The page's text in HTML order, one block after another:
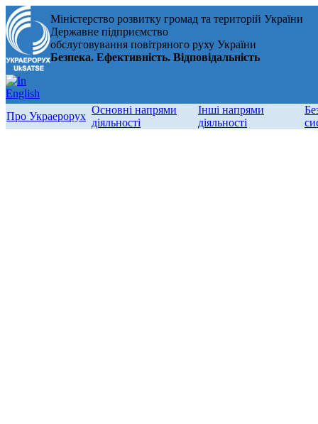
Міністерство розвитку громад та територій України
Державне підприємство
обслуговування повітряного руху України
Безпека. Ефективність. Відповідальність
Про Украерорух
Основні напрями
діяльності
Інші напрями
діяльності